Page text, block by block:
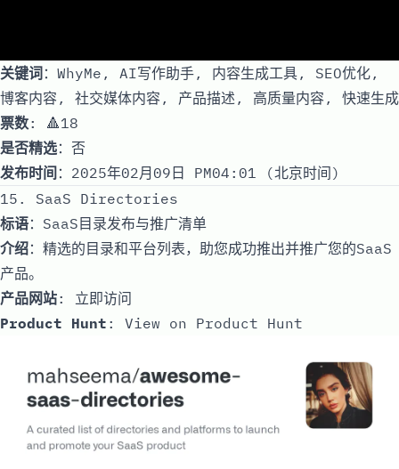
关键词：WhyMe, AI写作助手, 内容生成工具, SEO优化,
博客内容, 社交媒体内容, 产品描述, 高质量内容, 快速生成
票数: 🔺18
是否精选：否
发布时间 ：2025年02月09日 PM04:01 (北京时间)
15. SaaS Directories
标语：SaaS目录发布与推广清单
介绍：精选的目录和平台列表，助您成功推出并推广您的SaaS
产品。
产品网站: 立即访问
Product Hunt : View on Product Hunt